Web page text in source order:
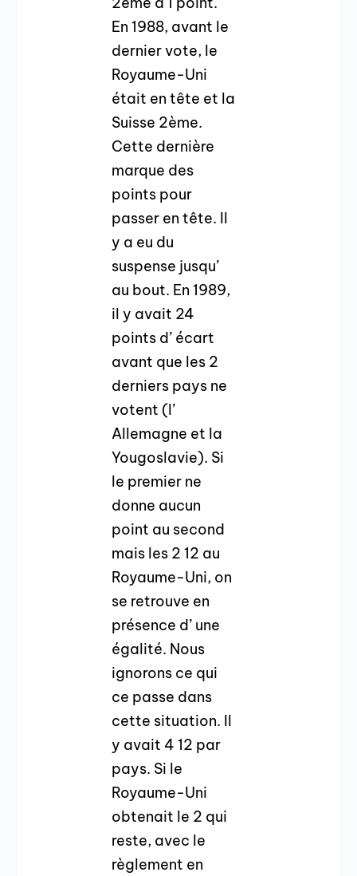
En 1988, avant le
dernier vote, le
Royaume-Uni
était en tête et la
Suisse 2ème.
Cette dernière
marque des
points pour
passer en tête. Il
y a eu du
suspense jusqu’
au bout. En 1989,
il y avait 24
points d’ écart
avant que les 2
derniers pays ne
votent (l’
Allemagne et la
Yougoslavie). Si
le premier ne
donne aucun
point au second
mais les 2 12 au
Royaume-Uni, on
se retrouve en
présence d’ une
égalité. Nous
ignorons ce qui
ce passe dans
cette situation. Il
y avait 4 12 par
pays. Si le
Royaume-Uni
obtenait le 2 qui
reste, avec le
règlement en